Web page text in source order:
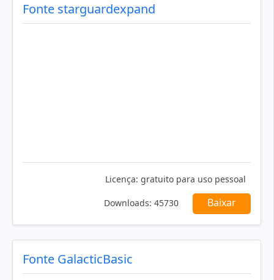
Fonte starguardexpand
Licença: gratuito para uso pessoal
Downloads: 45730 Baixar
Fonte GalacticBasic